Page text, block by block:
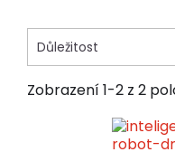
Důležitost
Zobrazení 1-2 z 2